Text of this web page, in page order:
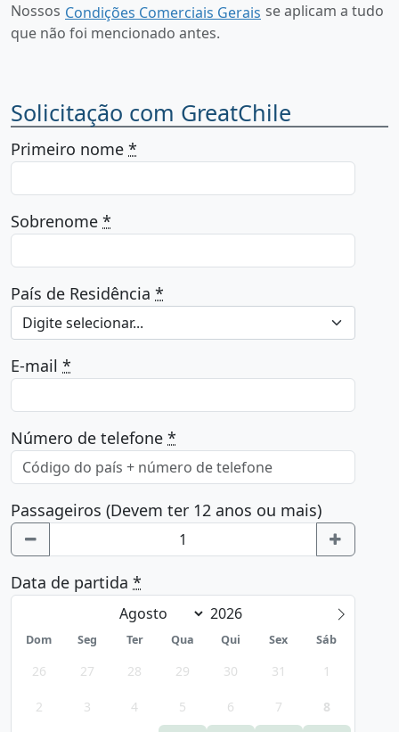
Nossos Condições Comerciais Gerais se aplicam a tudo
que não foi mencionado antes.
Solicitação com GreatChile
Primeiro nome *
Sobrenome *
País de Residência *
Digite selecionar...
E-mail *
Número de telefone *
Passageiros (Devem ter 12 anos ou mais)
Data de partida *
Dom Seg Ter Qua Qui Sex Sáb
26 27 28 29 30 31 1
2 3 4 5 6 7 8